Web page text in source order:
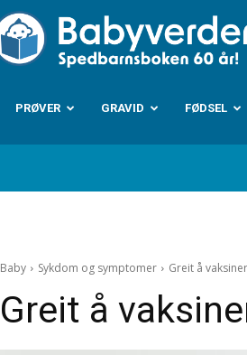
PRØVER GRAVID FØDSEL
Baby Sykdom og symptomer Greit å
Greit å